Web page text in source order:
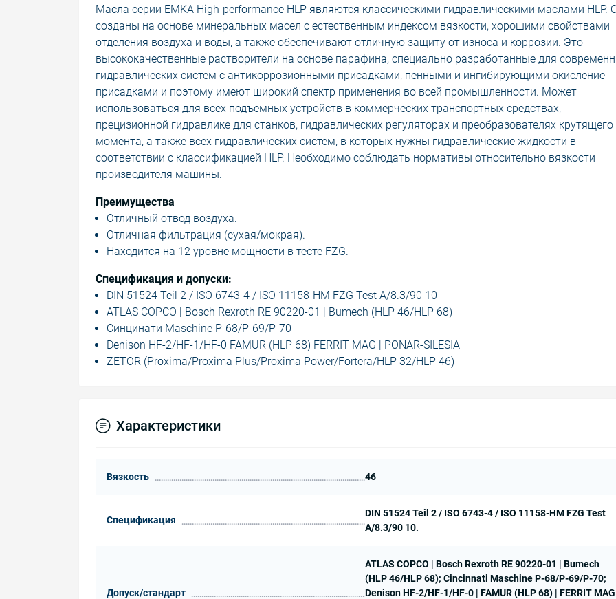
Масла серии EMKA High-performance HLP являются классическими гидравлическими маслами HLP.
созданы на основе минеральных масел с естественным индексом вязкости, хорошими свойствами
отделения воздуха и воды, а также обеспечивают отличную защиту от износа и коррозии. Это
высококачественные растворители на основе парафина, специально разработанные для
гидравлических систем с антикоррозионными присадками, пенными и ингибирующими окисление
присадками и поэтому имеют широкий спектр применения во всей промышленности. Может
использоваться для всех подъемных устройств в коммерческих транспортных средствах,
прецизионной гидравлике для станков, гидравлических регуляторах и преобразователях крутящего
момента, а также всех гидравлических систем, в которых нужны гидравлические жидкости в
соответствии с классификацией HLP. Необходимо соблюдать нормативы относительно вязкости
производителя машины.
Преимущества
Отличный отвод воздуха.
Отличная фильтрация (сухая/мокрая).
Находится на 12 уровне мощности в тесте FZG.
Спецификация и допуски:
DIN 51524 Teil 2 / ISO 6743-4 / ISO 11158-HM FZG Test A/8.3/90 10
ATLAS COPCO | Bosch Rexroth RE 90220-01 | Bumech (HLP 46/HLP 68)
Синцинати Maschine P-68/P-69/P-70
Denison HF-2/HF-1/HF-0 FAMUR (HLP 68) FERRIT MAG | PONAR-SILESIA
ZETOR (Proxima/Proxima Plus/Proxima Power/Fortera/HLP 32/HLP 46)
Характеристики
Вязкость 46
Спецификация
DIN 51524 Teil 2 / ISO 6743-4 / ISO 11158-HM FZG Test
A/8.3/90 10.
Допуск/стандарт
ATLAS COPCO | Bosch Rexroth RE 90220-01 | Bumech
(HLP 46/HLP 68); Cincinnati Maschine P-68/P-69/P-70;
Denison HF-2/HF-1/HF-0 | FAMUR (HLP 68) | FERRIT